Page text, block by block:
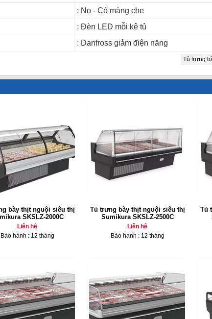
: No - Có màng che
: Đèn LED mỗi kệ tủ
: Danfross giảm điện năng
Tủ trưng
bày thịt nguội siêu thị
SKSLZ-2000C
Liên hệ
Bảo hành : 12 tháng
Tủ trưng bày thịt nguội siêu thị
Sumikura SKSLZ-2500C
Liên hệ
Bảo hành : 12 tháng
Tủ